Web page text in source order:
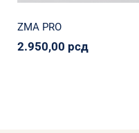
ZMA PRO
2.950,00 рсд